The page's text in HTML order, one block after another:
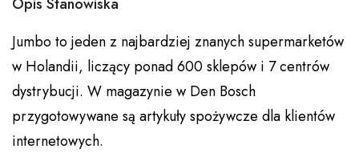
Opis Stanowiska
Jumbo to jeden z najbardziej znanych supermarketów
w Holandii, liczący ponad 600 sklepów i 7 centrów
dystrybucji. W magazynie w Den Bosch
przygotowywane są artykuły spożywcze dla klientów
internetowych.